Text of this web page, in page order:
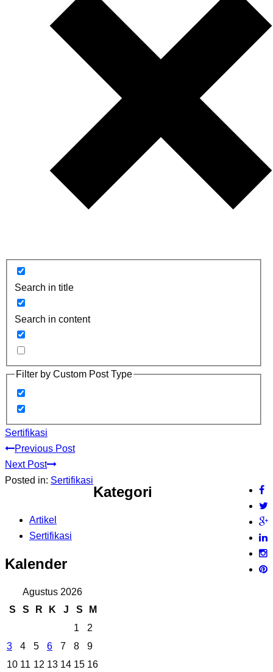
Search in title
Search in content
Filter by Custom Post Type
Sertifikasi
Previous Post
Next Post
Posted in: Sertifikasi
Kategori
Artikel
Sertifikasi
Kalender
Agustus 2026
S
S R K J S
M
1
2
3
4 5 6 7 8
9
10 11 12 13 14 15 16